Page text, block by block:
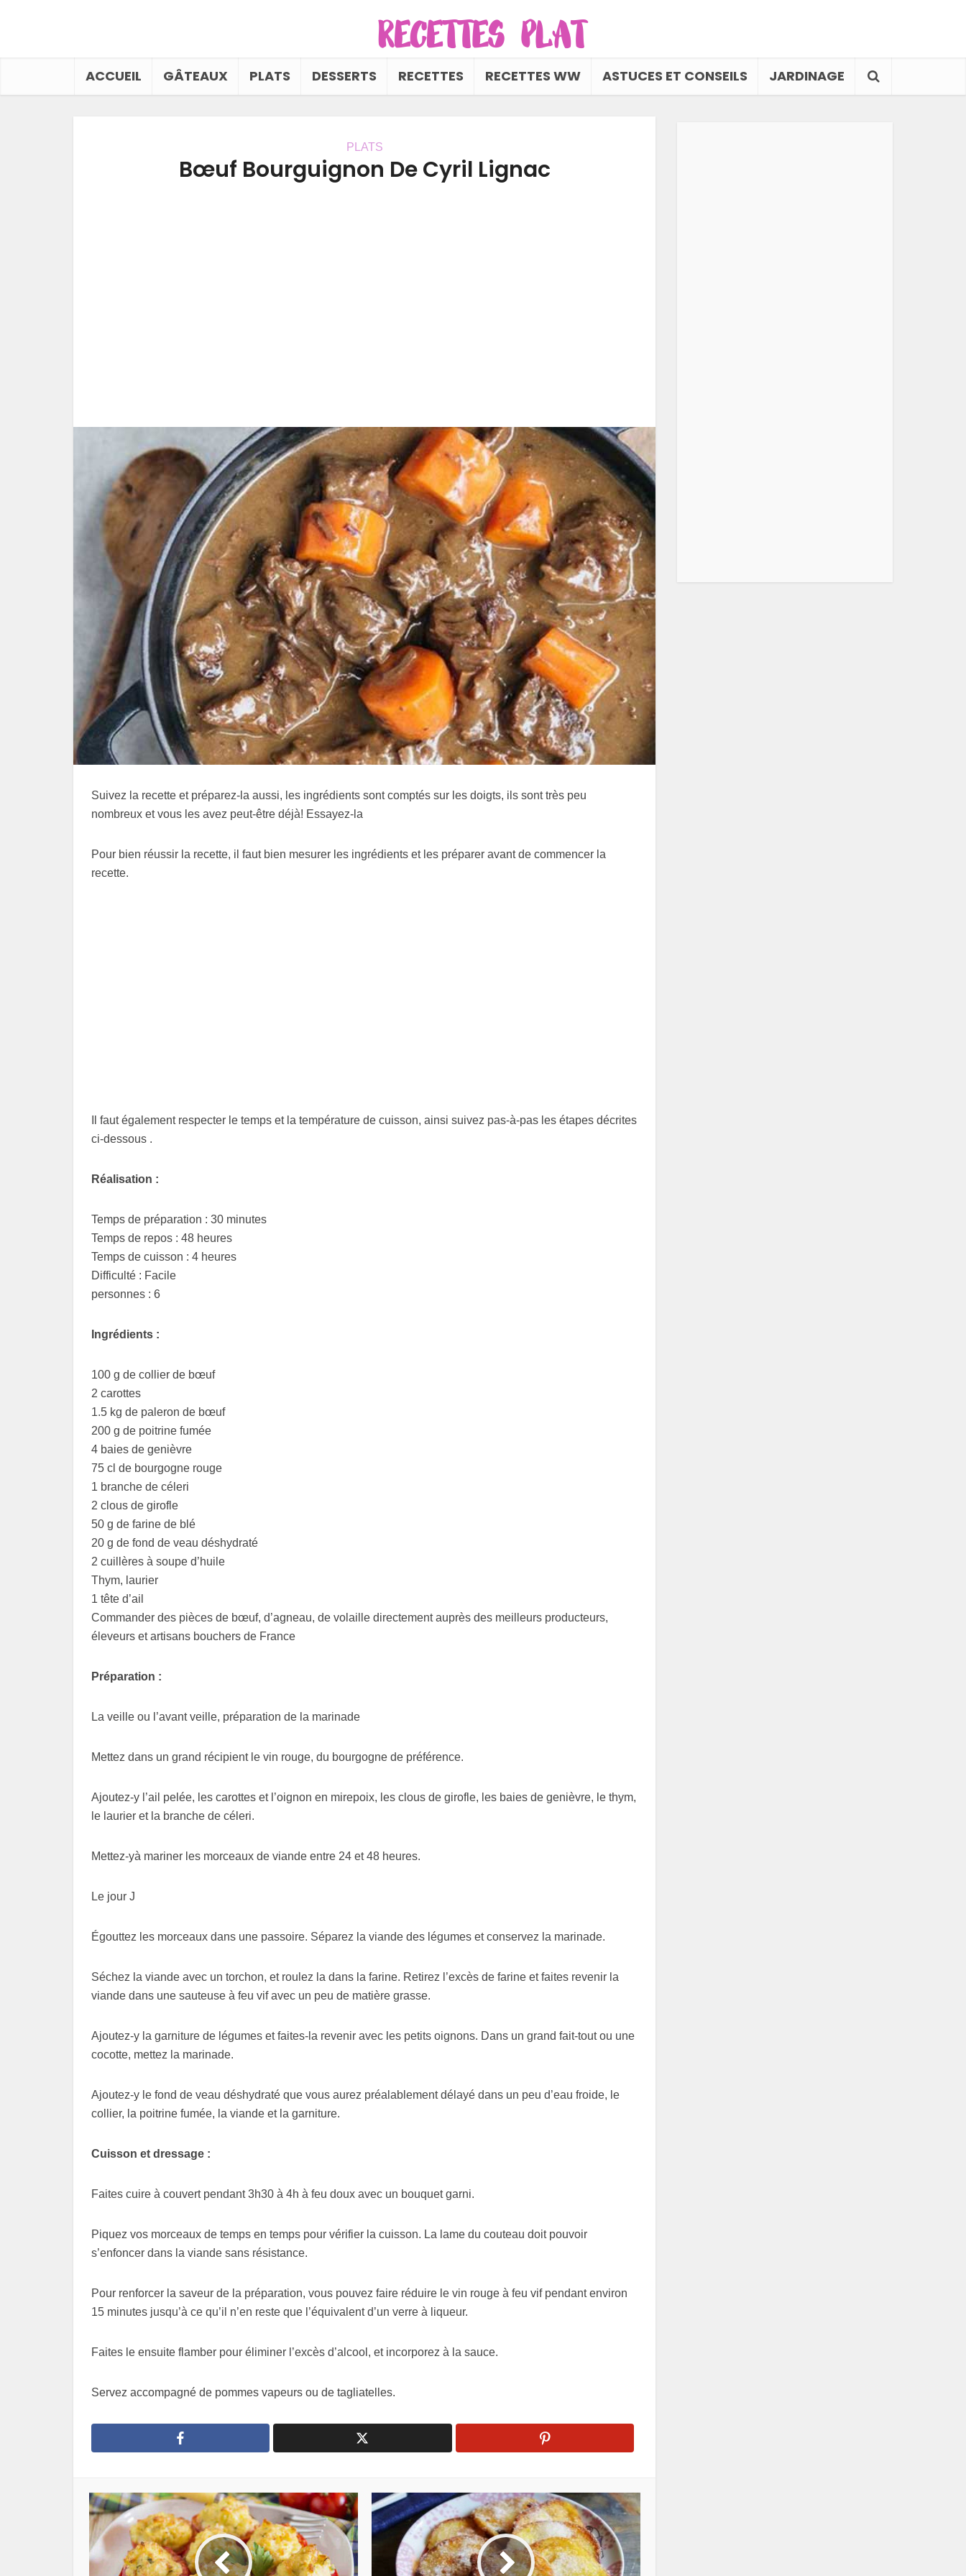
ACCUEIL GÂTEAUX PLATS DESSERTS RECETTES RECETTES WW ASTUCES ET CONSEILS JARDINAGE
PLATS
Bœuf Bourguignon De Cyril Lignac
Suivez la recette et préparez-la aussi, les ingrédients sont comptés sur les doigts, ils sont très peu
nombreux et vous les avez peut-être déjà! Essayez-la
Pour bien réussir la recette, il faut bien mesurer les ingrédients et les préparer avant de commencer la
recette.
Il faut également respecter le temps et la température de cuisson, ainsi suivez pas-à-pas les étapes décrites
ci-dessous .
Réalisation :
Temps de préparation : 30 minutes
Temps de repos : 48 heures
Temps de cuisson : 4 heures
Difficulté : Facile
personnes : 6
Ingrédients :
100 g de collier de bœuf
2 carottes
1.5 kg de paleron de bœuf
200 g de poitrine fumée
4 baies de genièvre
75 cl de bourgogne rouge
1 branche de céleri
2 clous de girofle
50 g de farine de blé
20 g de fond de veau déshydraté
2 cuillères à soupe d’huile
Thym, laurier
1 tête d’ail
Commander des pièces de bœuf, d’agneau, de volaille directement auprès des meilleurs producteurs,
éleveurs et artisans bouchers de France
Préparation :
La veille ou l’avant veille, préparation de la marinade
Mettez dans un grand récipient le vin rouge, du bourgogne de préférence.
Ajoutez-y l’ail pelée, les carottes et l’oignon en mirepoix, les clous de girofle, les baies de genièvre, le thym,
le laurier et la branche de céleri.
Mettez-yà mariner les morceaux de viande entre 24 et 48 heures.
Le jour J
Égouttez les morceaux dans une passoire. Séparez la viande des légumes et conservez la marinade.
Séchez la viande avec un torchon, et roulez la dans la farine. Retirez l’excès de farine et faites revenir la
viande dans une sauteuse à feu vif avec un peu de matière grasse.
Ajoutez-y la garniture de légumes et faites-la revenir avec les petits oignons. Dans un grand fait-tout ou une
cocotte, mettez la marinade.
Ajoutez-y le fond de veau déshydraté que vous aurez préalablement délayé dans un peu d’eau froide, le
collier, la poitrine fumée, la viande et la garniture.
Cuisson et dressage :
Faites cuire à couvert pendant 3h30 à 4h à feu doux avec un bouquet garni.
Piquez vos morceaux de temps en temps pour vérifier la cuisson. La lame du couteau doit pouvoir
s’enfoncer dans la viande sans résistance.
Pour renforcer la saveur de la préparation, vous pouvez faire réduire le vin rouge à feu vif pendant environ
15 minutes jusqu’à ce qu’il n’en reste que l’équivalent d’un verre à liqueur.
Faites le ensuite flamber pour éliminer l’excès d’alcool, et incorporez à la sauce.
Servez accompagné de pommes vapeurs ou de tagliatelles.